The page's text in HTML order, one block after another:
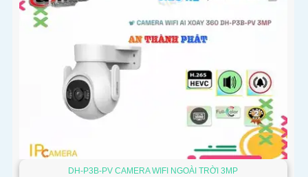
DH-P3B-PV CAMERA WIFI NGOÀI TRỜI 3MP